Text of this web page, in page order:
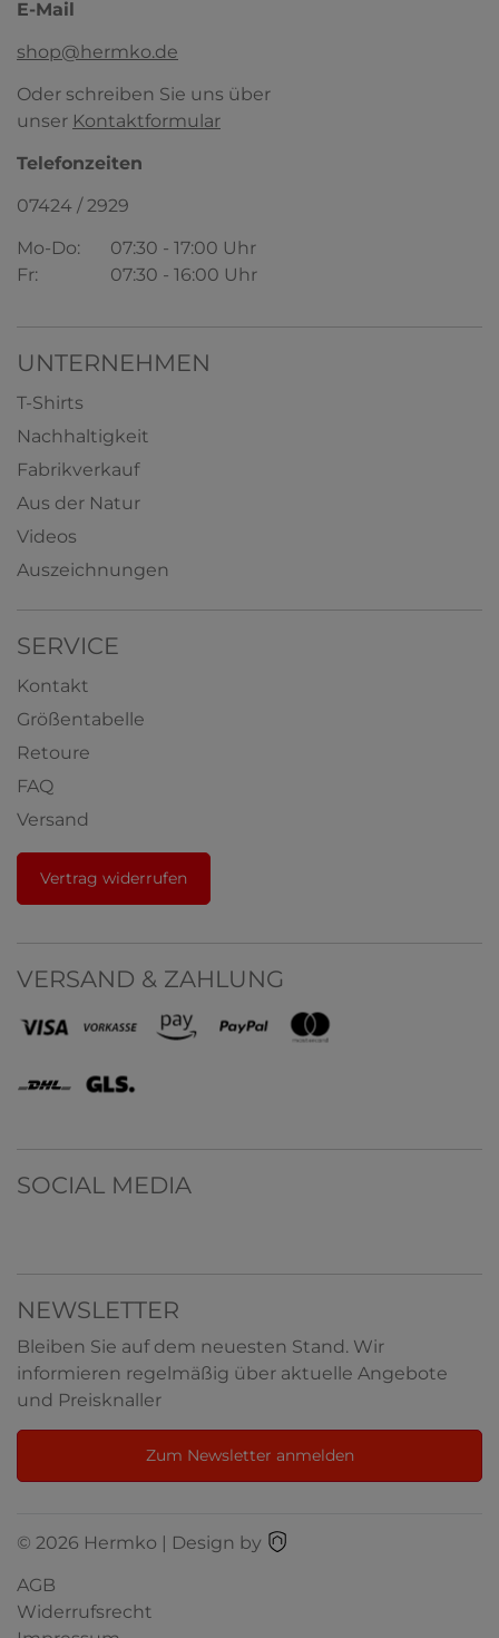
E-Mail
shop@hermko.de
Oder schreiben Sie uns über
unser Kontaktformular
Telefonzeiten
07424 / 2929
Mo-Do:
07:30 - 17:00 Uhr
Fr:
07:30 - 16:00 Uhr
UNTERNEHMEN
T-Shirts
Nachhaltigkeit
Fabrikverkauf
Aus der Natur
Videos
Auszeichnungen
SERVICE
Kontakt
Größentabelle
Retoure
FAQ
Versand
Vertrag widerrufen
VERSAND & ZAHLUNG
SOCIAL MEDIA
NEWSLETTER
Bleiben Sie auf dem neuesten Stand. Wir
informieren regelmäßig über aktuelle Angebote
und Preisknaller
Zum Newsletter anmelden
© 2026 Hermko | Design by
AGB
Widerrufsrecht